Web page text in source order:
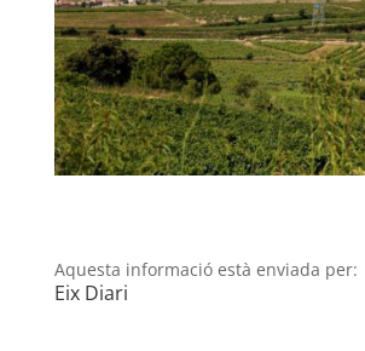
Aquesta informació està enviada per:
Eix Diari